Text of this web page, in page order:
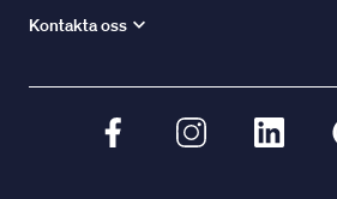
Kontakta oss